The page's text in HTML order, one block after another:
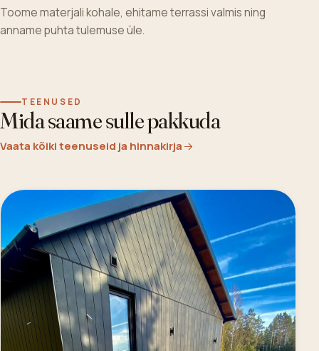
Toome materjali kohale, ehitame terrassi valmis ning
anname puhta tulemuse üle.
TEENUSED
Mida saame sulle pakkuda
Vaata kõiki teenuseid ja hinnakirja